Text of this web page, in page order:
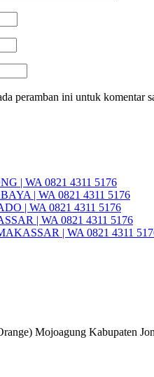
peramban ini untuk komentar
| WA 0821 4311 5176
| WA 0821 4311 5176
| WA 0821 4311 5176
| WA 0821 4311 5176
| WA 0821 4311
Mojoagung Kabupaten